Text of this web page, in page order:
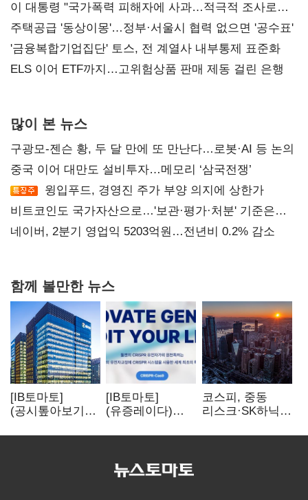
총선 지휘 못해"
이 대통령 "국가폭력 피해자에 사과…적극적 조사로
진실 밝혀야"
주택공급 '동상이몽'…정부·서울시 협력 없으면 '공수표'
'금융복합기업집단' 토스, 전 계열사 내부통제 표준화
ELS 이어 ETF까지…고위험상품 판매 제동 걸린 은행
많이 본 뉴스
구광모-젠슨 황, 두 달 만에 또 만난다…로봇·AI 등 논의
중국 이어 대만도 설비투자…메모리 ‘삼국전쟁’
윙입푸드, 경영진 주가 부양 의지에 상한가
비트코인도 국가자산으로…'보관·평가·처분' 기준은
숙제
네이버, 2분기 영업익 5203억원…전년비 0.2% 감소
함께 볼만한 뉴스
[IB토마토]
(공시톺아보기)
바로 매출로
[IB토마토]
(유증레이다)
3분의 1 토막…
비용부터 챙긴다
코스피, 중동
리스크·SK하닉
뒷걸음